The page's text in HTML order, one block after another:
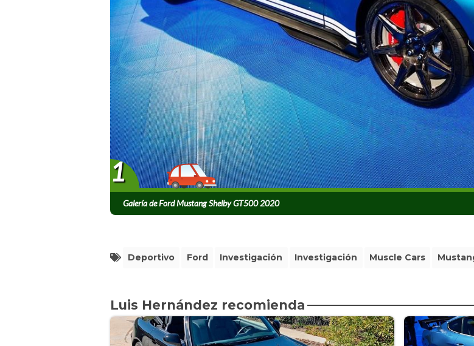
Galería de Ford Mustang Shelby GT500 2020
1
Deportivo Ford Investigación Investigación Muscle Cars
Luis Hernández recomienda